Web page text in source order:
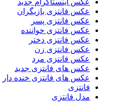
عکس اینستاگرام جدید
عکس فانتزی بازیگران
عکس فانتزی پسر
عکس فانتزی خواننده
عکس فانتزی دختر
عکس فانتزی زن
عکس فانتزی مرد
عکس های فانتزی جدید
عکس های فانتزی خنده دار
فانتزی
مدل فانتزی